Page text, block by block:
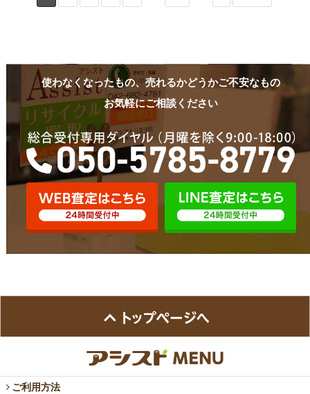
使わなくなったもの、売れるかどうかご不安なもの
お気軽にご相談ください
ご利用方法